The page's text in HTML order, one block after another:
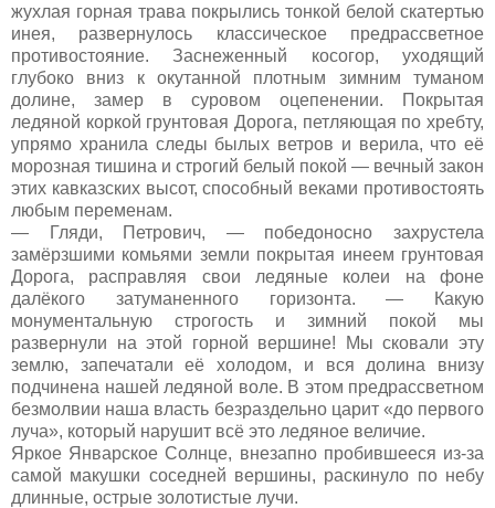
жухлая горная трава покрылись тонкой белой скатертью
инея, развернулось классическое предрассветное
противостояние. Заснеженный косогор, уходящий
глубоко вниз к окутанной плотным зимним туманом
долине, замер в суровом оцепенении. Покрытая
ледяной коркой грунтовая Дорога, петляющая по хребту,
упрямо хранила следы былых ветров и верила, что её
морозная тишина и строгий белый покой — вечный закон
этих кавказских высот, способный веками противостоять
любым переменам.
— Гляди, Петрович, — победоносно захрустела
замёрзшими комьями земли покрытая инеем грунтовая
Дорога, расправляя свои ледяные колеи на фоне
далёкого затуманенного горизонта. — Какую
монументальную строгость и зимний покой мы
развернули на этой горной вершине! Мы сковали эту
землю, запечатали её холодом, и вся долина внизу
подчинена нашей ледяной воле. В этом предрассветном
безмолвии наша власть безраздельно царит «до первого
луча», который нарушит всё это ледяное величие.
Яркое Январское Солнце, внезапно пробившееся из-за
самой макушки соседней вершины, раскинуло по небу
длинные, острые золотистые лучи.